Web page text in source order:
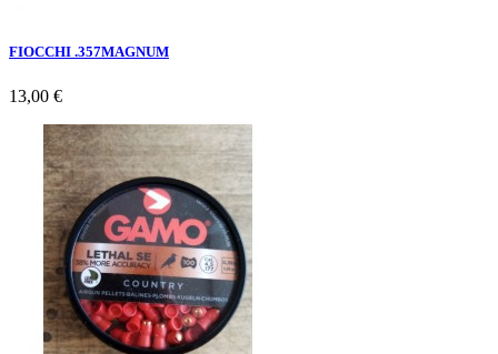
FIOCCHI .357MAGNUM
13,00 €